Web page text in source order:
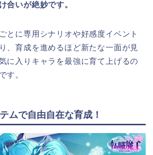
合いが絶妙です。
とに専用シナリオや好感度イベント
、育成を進めるほど新たな一面が見
に入りキャラを最強に育て上げるの
す。
ムで自由自在な育成！